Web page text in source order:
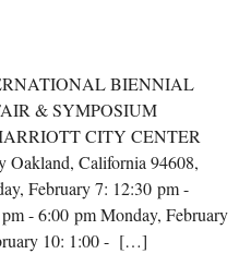
BIENNIAL
& SYMPOSIUM
CITY CENTER
Oakland, California 94608,
February 7: 12:30 pm -
- 6:00 pm Monday, February
10: 1:00 - […]